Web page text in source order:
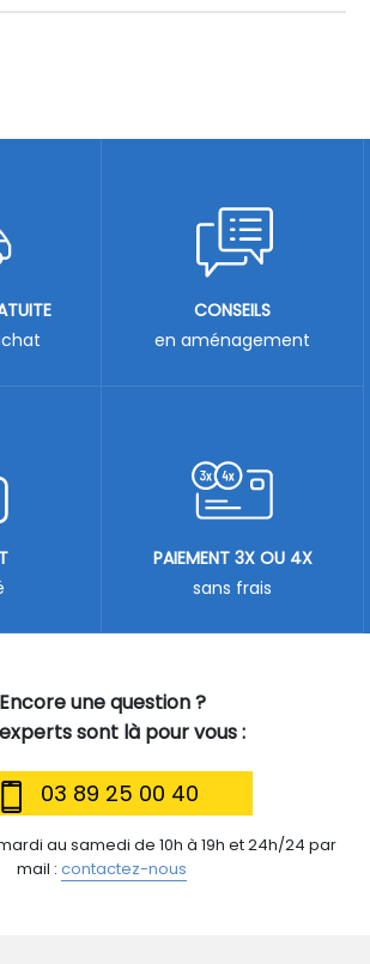
Encore une question ?
sont là pour vous :
03 89 25 00 40
au samedi de 10h à 19h et 24h/24 par
mail : contactez-nous
CONSEILS
en aménagement
PAIEMENT 3X OU 4X
sans frais